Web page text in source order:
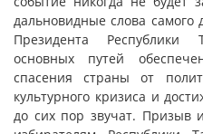
дальновидные слова самого
Президента Республики
основных путей
спасения страны от
культурного кризиса и
до сих пор звучат. Призыв